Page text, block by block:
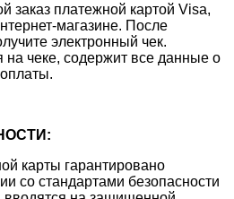
заказ платежной картой Visa,
магазине. После
электронный чек.
чеке, содержит все данные о
карты гарантировано
со стандартами безопасности